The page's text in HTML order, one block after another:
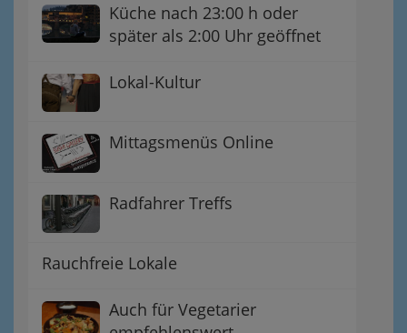
Küche nach 23:00 h oder
später als 2:00 Uhr geöffnet
Lokal-Kultur
Mittagsmenüs Online
Radfahrer Treffs
Rauchfreie Lokale
Auch für Vegetarier